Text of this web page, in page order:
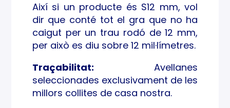
Així si un producte és S12 mm, vol
dir que conté tot el gra que no ha
caigut per un trau rodó de 12 mm,
per això es diu sobre 12 mil·límetres.
Traçabilitat: Avellanes
seleccionades exclusivament de les
millors collites de casa nostra.